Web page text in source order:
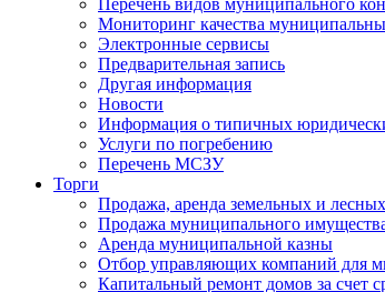
Перечень видов муниципального
Мониторинг качества
Электронные сервисы
Предварительная запись
Другая информация
Новости
Информация о типичных
Услуги по погребению
Перечень МСЗУ
Торги
Продажа, аренда земельных и лесных
Продажа муниципального
Аренда муниципальной казны
Отбор управляющих компаний для
Капитальный ремонт домов за счет